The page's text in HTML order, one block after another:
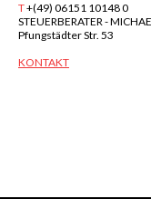
T+(49) 06151 10148 0
STEUERBERATER -
Pfungstädter Str. 53
KONTAKT